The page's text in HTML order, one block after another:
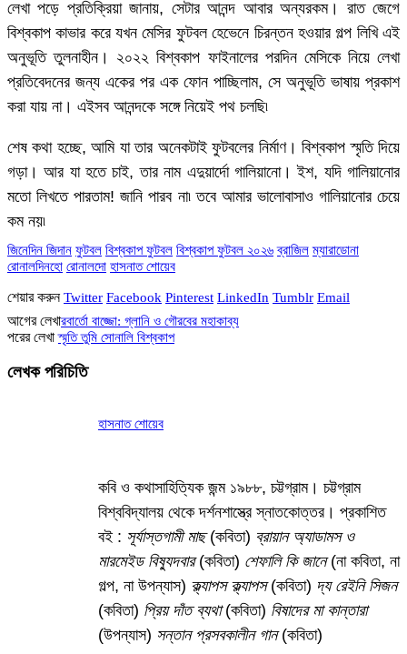
লেখা পড়ে প্রতিক্রিয়া জানায়, সেটার আনন্দ আবার অন্যরকম। রাত জেগে
বিশ্বকাপ কাভার করে যখন মেসির ফুটবল হেভেনে চিরন্তন হওয়ার গল্প লিখি এই
অনুভূতি তুলনাহীন। ২০২২ বিশ্বকাপ ফাইনালের পরদিন মেসিকে নিয়ে লেখা
প্রতিবেদনের জন্য একের পর এক ফোন পাচ্ছিলাম, সে অনুভূতি ভাষায় প্রকাশ
করা যায় না। এইসব আনন্দকে সঙ্গে নিয়েই পথ চলছি৷
শেষ কথা হচ্ছে, আমি যা তার অনেকটাই ফুটবলের নির্মাণ। বিশ্বকাপ স্মৃতি দিয়ে
গড়া। আর যা হতে চাই, তার নাম এদুয়ার্দো গালিয়ানো। ইশ, যদি গালিয়ানোর
মতো লিখতে পারতাম! জানি পারব না৷ তবে আমার ভালোবাসাও গালিয়ানোর চেয়ে
কম নয়৷
জিনেদিন জিদান ফুটবল বিশ্বকাপ ফুটবল বিশ্বকাপ ফুটবল ২০২৬ ব্রাজিল ম্যারাডোনা
রোনালদিনহো রোনালদো হাসনাত শোয়েব
শেয়ার করুন Twitter Facebook Pinterest LinkedIn Tumblr Email
আগের লেখারবার্তো বাজ্জো: গ্লানি ও গৌরবের মহাকাব্য
পরের লেখাস্মৃতি তুমি সোনালি বিশ্বকাপ
লেখক পরিচিতি
হাসনাত শোয়েব
কবি ও কথাসাহিত্যিক জন্ম ১৯৮৮, চট্টগ্রাম। চট্টগ্রাম
বিশ্ববিদ্যালয় থেকে দর্শনশাস্ত্রে স্নাতকোত্তর। প্রকাশিত
বই : সূর্যাস্তগামী মাছ(কবিতা) ব্রায়ান অ্যাডামস ও
মারমেইড বিষ্যুদবার(কবিতা) শেফালি কি জানে(না কবিতা, না
গল্প, না উপন্যাস) ক্ল্যাপস ক্ল্যাপস(কবিতা) দ্য রেইনি সিজন
(কবিতা) প্রিয় দাঁত ব্যথা(কবিতা) বিষাদের মা কান্তারা
(উপন্যাস) সন্তান প্রসবকালীন গান(কবিতা)